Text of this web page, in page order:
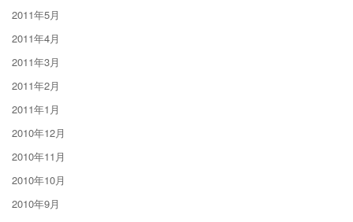
2011年5月
2011年4月
2011年3月
2011年2月
2011年1月
2010年12月
2010年11月
2010年10月
2010年9月